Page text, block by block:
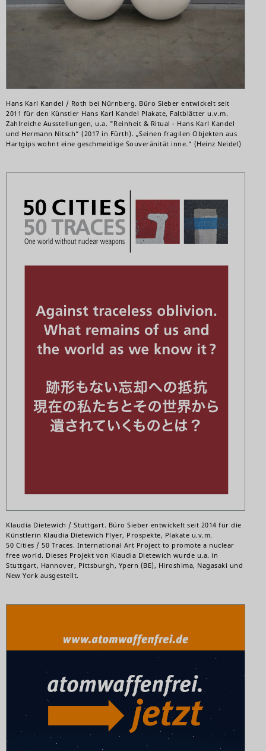
Hans Karl Kandel / Roth bei Nürnberg. Büro Sieber entwickelt seit
2011 für den Künstler Hans Karl Kandel Plakate, Faltblätter u.v.m.
Zahlreiche Ausstellungen, u.a. "Reinheit & Ritual - Hans Karl Kandel
und Hermann Nitsch“ (2017 in Fürth). „Seinen fragilen Objekten aus
Hartgips wohnt eine geschmeidige Souveränität inne.“ (Heinz Neidel)
Klaudia Dietewich / Stuttgart. Büro Sieber entwickelt seit 2014 für die
Künstlerin Klaudia Dietewich Flyer, Prospekte, Plakate u.v.m.
50 Cities / 50 Traces. International Art Project to promote a nuclear
free world. Dieses Projekt von Klaudia Dietewich wurde u.a. in
Stuttgart, Hannover, Pittsburgh, Ypern (BE), Hiroshima, Nagasaki und
New York ausgestellt.